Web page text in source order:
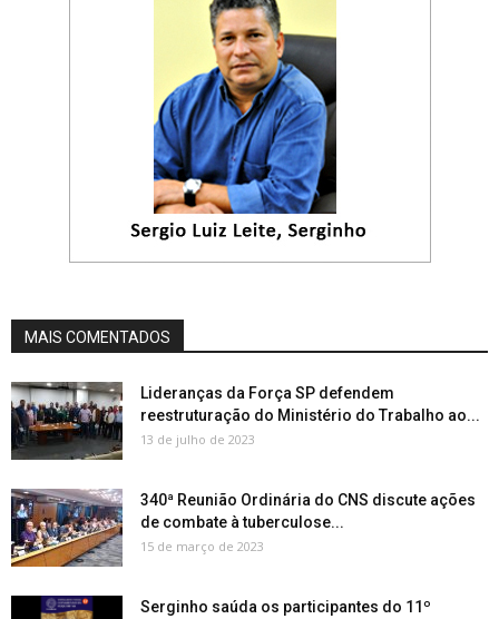
MAIS COMENTADOS
Lideranças da Força SP defendem
reestruturação do Ministério do Trabalho ao...
13 de julho de 2023
340ª Reunião Ordinária do CNS discute ações
de combate à tuberculose...
15 de março de 2023
Serginho saúda os participantes do 11º